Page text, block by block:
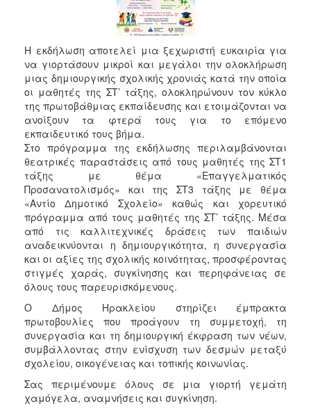
Η εκδήλωση αποτελεί μια ξεχωριστή ευκαιρία για
να γιορτάσουν μικροί και μεγάλοι την ολοκλήρωση
μιας δημιουργικής σχολικής χρονιάς κατά την οποία
οι μαθητές της ΣΤ’ τάξης, ολοκληρώνουν τον κύκλο
της πρωτοβάθμιας εκπαίδευσης και ετοιμάζονται να
ανοίξουν τα φτερά τους για το επόμενο
εκπαιδευτικό τους βήμα.
Στο πρόγραμμα της εκδήλωσης περιλαμβάνονται
θεατρικές παραστάσεις από τους μαθητές της ΣΤ1
τάξης με θέμα «Επαγγελματικός
Προσανατολισμός» και της ΣΤ3 τάξης με θέμα
«Αντίο Δημοτικό Σχολείο» καθώς και χορευτικό
πρόγραμμα από τους μαθητές της ΣΤ’ τάξης. Μέσα
από τις καλλιτεχνικές δράσεις των παιδιών
αναδεικνύονται η δημιουργικότητα, η συνεργασία
και οι αξίες της σχολικής κοινότητας, προσφέροντας
στιγμές χαράς, συγκίνησης και περηφάνειας σε
όλους τους παρευρισκόμενους.
Ο Δήμος Ηρακλείου στηρίζει έμπρακτα
πρωτοβουλίες που προάγουν τη συμμετοχή, τη
συνεργασία και τη δημιουργική έκφραση των νέων,
συμβάλλοντας στην ενίσχυση των δεσμών μεταξύ
σχολείου, οικογένειας και τοπικής κοινωνίας.
Σας περιμένουμε όλους σε μια γιορτή γεμάτη
χαμόγελα, αναμνήσεις και συγκίνηση.